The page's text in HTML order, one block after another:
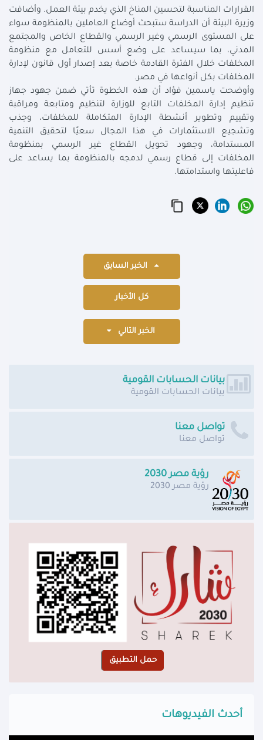
القرارات المناسبة لتحسين المناخ الذي يخدم بيئة العمل. وأضافت
وزيرة البيئة أن الدراسة ستبحث أوضاع العاملين بالمنظومة سواء
على المستوى الرسمي وغير الرسمي والقطاع الخاص والمجتمع
المدني، بما سيساعد على وضع أسس للتعامل مع منظومة
المخلفات خلال الفترة القادمة خاصة بعد إصدار أول قانون لإدارة
المخلفات بكل أنواعها في مصر.
وأوضحت ياسمين فؤاد أن هذه الخطوة تأتي ضمن جهود جهاز
تنظيم إدارة المخلفات التابع للوزارة لتنظيم ومتابعة ومراقبة
وتقييم وتطوير أنشطة الإدارة المتكاملة للمخلفات، وجذب
وتشجيع الاستثمارات في هذا المجال سعيًا لتحقيق التنمية
المستدامة، وجهود تحويل القطاع غير الرسمي بمنظومة
المخلفات إلى قطاع رسمي لدمجه بالمنظومة بما يساعد على
فاعليتها واستدامتها.
الخبر السابق
كل الأخبار
الخبر التالي
بيانات الحسابات القومية
بيانات الحسابات القومية
تواصل معنا
تواصل معنا
رؤية مصر 2030
رؤية مصر 2030
أحدث الفيديوهات